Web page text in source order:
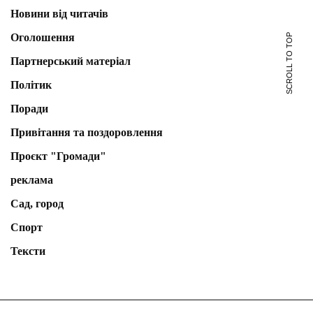
Новини від читачів
Оголошення
Партнерський матеріал
Політик
Поради
Привітання та поздоровлення
Проєкт "Громади"
реклама
Сад, город
Спорт
Тексти
SCROLL TO TOP